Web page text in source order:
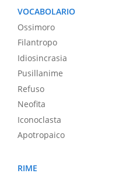
VOCABOLARIO
Ossimoro
Filantropo
Idiosincrasia
Pusillanime
Refuso
Neofita
Iconoclasta
Apotropaico
RIME